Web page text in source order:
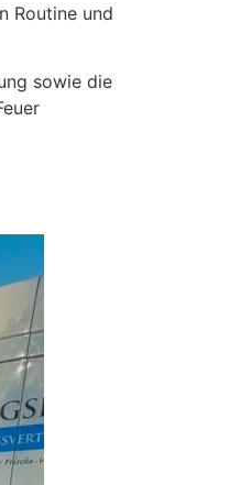
Routine und
sowie die